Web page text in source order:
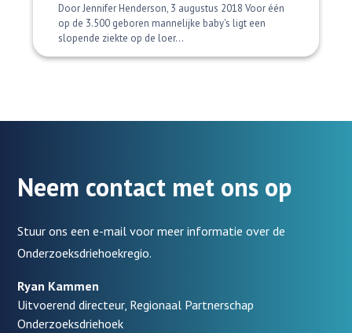
Door Jennifer Henderson, 3 augustus 2018 Voor één
op de 3.500 geboren mannelijke baby's ligt een
slopende ziekte op de loer...
Neem contact met ons op
Stuur ons een e-mail voor meer informatie over de
Onderzoeksdriehoekregio.
Ryan Kammen
Uitvoerend directeur, Regionaal Partnerschap
Onderzoeksdriehoek